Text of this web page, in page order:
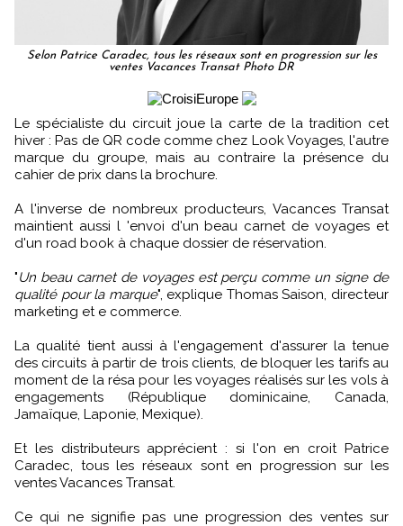
Selon Patrice Caradec, tous les réseaux sont en progression sur les
ventes Vacances Transat Photo DR
Le spécialiste du circuit joue la carte de la tradition cet
hiver : Pas de QR code comme chez Look Voyages, l'autre
marque du groupe, mais au contraire la présence du
cahier de prix dans la brochure.
A l'inverse de nombreux producteurs, Vacances Transat
maintient aussi l 'envoi d'un beau carnet de voyages et
d'un road book à chaque dossier de réservation.
"Un beau carnet de voyages est perçu comme un signe de
qualité pour la marque", explique Thomas Saison, directeur
marketing et e commerce.
La qualité tient aussi à l'engagement d'assurer la tenue
des circuits à partir de trois clients, de bloquer les tarifs au
moment de la résa pour les voyages réalisés sur les vols à
engagements (République dominicaine, Canada,
Jamaïque, Laponie, Mexique).
Et les distributeurs apprécient : si l'on en croit Patrice
Caradec, tous les réseaux sont en progression sur les
ventes Vacances Transat.
Ce qui ne signifie pas une progression des ventes sur